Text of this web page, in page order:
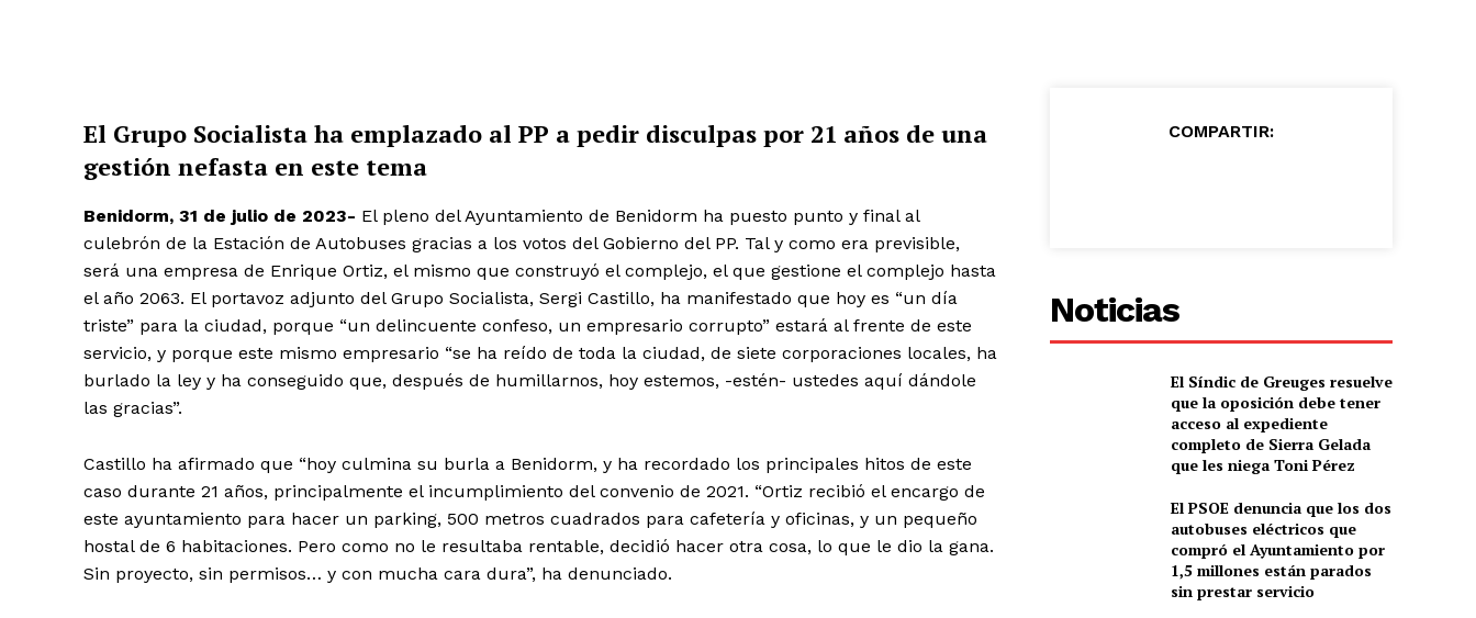
El Grupo Socialista ha emplazado al PP a pedir disculpas por 21 años de una
gestión nefasta en este tema
Benidorm, 31 de julio de 2023- El pleno del Ayuntamiento de Benidorm ha puesto punto y final al
culebrón de la Estación de Autobuses gracias a los votos del Gobierno del PP. Tal y como era previsible,
será una empresa de Enrique Ortiz, el mismo que construyó el complejo, el que gestione el complejo hasta
el año 2063. El portavoz adjunto del Grupo Socialista, Sergi Castillo, ha manifestado que hoy es “un día
triste” para la ciudad, porque “un delincuente confeso, un empresario corrupto” estará al frente de este
servicio, y porque este mismo empresario “se ha reído de toda la ciudad, de siete corporaciones locales, ha
burlado la ley y ha conseguido que, después de humillarnos, hoy estemos, -estén- ustedes aquí dándole
las gracias”.
Castillo ha afirmado que “hoy culmina su burla a Benidorm, y ha recordado los principales hitos de este
caso durante 21 años, principalmente el incumplimiento del convenio de 2021. “Ortiz recibió el encargo de
este ayuntamiento para hacer un parking, 500 metros cuadrados para cafetería y oficinas, y un pequeño
hostal de 6 habitaciones. Pero como no le resultaba rentable, decidió hacer otra cosa, lo que le dio la gana.
Sin proyecto, sin permisos… y con mucha cara dura”, ha denunciado.
COMPARTIR:
Noticias
El Síndic de Greuges resuelve
que la oposición debe tener
acceso al expediente
completo de Sierra Gelada
que les niega Toni Pérez
El PSOE denuncia que los dos
autobuses eléctricos que
compró el Ayuntamiento por
1,5 millones están parados
sin prestar servicio